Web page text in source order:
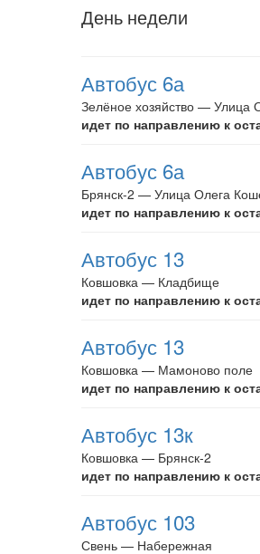
День недели
Автобус 6а
Зелёное хозяйство — Улица
идет по направлению к
Автобус 6а
Брянск-2 — Улица Олега
идет по направлению к
Автобус 13
Ковшовка — Кладбище
идет по направлению к
Автобус 13
Ковшовка — Мамоново поле
идет по направлению к
Автобус 13к
Ковшовка — Брянск-2
идет по направлению к
Автобус 103
Свень — Набережная